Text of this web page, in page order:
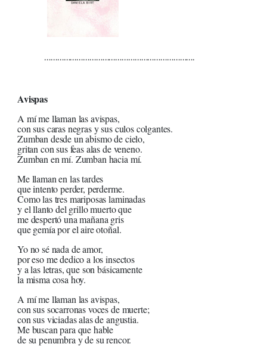
…………………………………………………………….
Avispas
A mí me llaman las avispas,
con sus caras negras y sus culos colgantes.
Zumban desde un abismo de cielo,
gritan con sus feas alas de veneno.
Zumban en mí. Zumban hacia mí.
Me llaman en las tardes
que intento perder, perderme.
Como las tres mariposas laminadas
y el llanto del grillo muerto que
me despertó una mañana gris
que gemía por el aire otoñal.
Yo no sé nada de amor,
por eso me dedico a los insectos
y a las letras, que son básicamente
la misma cosa hoy.
A mí me llaman las avispas,
con sus socarronas voces de muerte;
con sus viciadas alas de angustia.
Me buscan para que hable
de su penumbra y de su rencor.